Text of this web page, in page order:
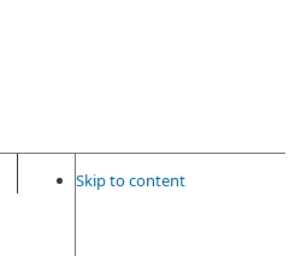
Skip to content